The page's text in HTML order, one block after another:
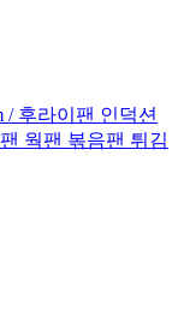
/ 후라이팬 인덕션
웍팬 볶음팬 튀김